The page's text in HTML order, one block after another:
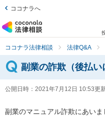
ココナラへ
ココナラ法律相談 法律Q&A
副業の詐欺（後払い
公開日時： 2021年7月12日 10:53更
副業のマニュアル詐欺にあいま